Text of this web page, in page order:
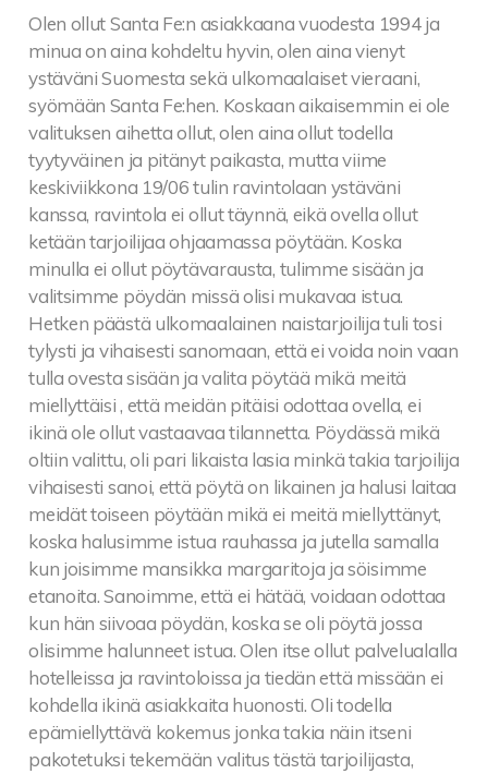
Olen ollut Santa Fe:n asiakkaana vuodesta 1994 ja
minua on aina kohdeltu hyvin, olen aina vienyt
ystäväni Suomesta sekä ulkomaalaiset vieraani,
syömään Santa Fe:hen. Koskaan aikaisemmin ei ole
valituksen aihetta ollut, olen aina ollut todella
tyytyväinen ja pitänyt paikasta, mutta viime
keskiviikkona 19/06 tulin ravintolaan ystäväni
kanssa, ravintola ei ollut täynnä, eikä ovella ollut
ketään tarjoilijaa ohjaamassa pöytään. Koska
minulla ei ollut pöytävarausta, tulimme sisään ja
valitsimme pöydän missä olisi mukavaa istua.
Hetken päästä ulkomaalainen naistarjoilija tuli tosi
tylysti ja vihaisesti sanomaan, että ei voida noin vaan
tulla ovesta sisään ja valita pöytää mikä meitä
miellyttäisi , että meidän pitäisi odottaa ovella, ei
ikinä ole ollut vastaavaa tilannetta. Pöydässä mikä
oltiin valittu, oli pari likaista lasia minkä takia tarjoilija
vihaisesti sanoi, että pöytä on likainen ja halusi laitaa
meidät toiseen pöytään mikä ei meitä miellyttänyt,
koska halusimme istua rauhassa ja jutella samalla
kun joisimme mansikka margaritoja ja söisimme
etanoita. Sanoimme, että ei hätää, voidaan odottaa
kun hän siivoaa pöydän, koska se oli pöytä jossa
olisimme halunneet istua. Olen itse ollut palvelualalla
hotelleissa ja ravintoloissa ja tiedän että missään ei
kohdella ikinä asiakkaita huonosti. Oli todella
epämiellyttävä kokemus jonka takia näin itseni
pakotetuksi tekemään valitus tästä tarjoilijasta,